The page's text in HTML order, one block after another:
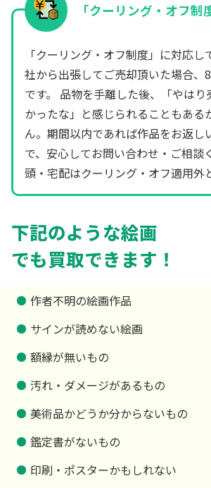
「クーリング・オフ制
「クーリング・オフ制度」に対応し
社から出張してご売却頂いた場合、
です。 品物を手離した後、「やはり
かったな」と感じられることもある
ん。期間以内であれば作品をお返し
で、安心してお問い合わせ・ご相
頭・宅配はクーリング・オフ適用外
下記のような絵画
でも買取できます！
作者不明の絵画作品
サインが読めない絵画
額縁が無いもの
汚れ・ダメージがあるもの
美術品かどうか分からないもの
鑑定書がないもの
印刷・ポスターかもしれない